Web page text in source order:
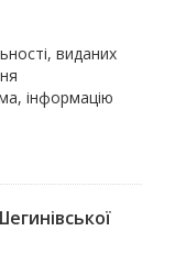
виданих
інформацію